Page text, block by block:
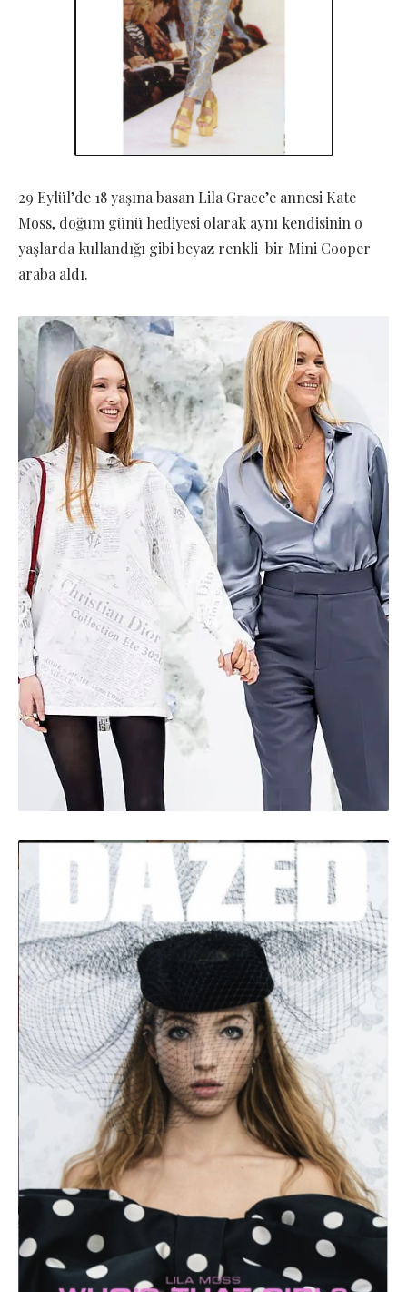
29 Eylül’de 18 yaşına basan Lila Grace’e annesi Kate
Moss, doğum günü hediyesi olarak aynı kendisinin o
yaşlarda kullandığı gibi beyaz renkli bir Mini Cooper
araba aldı.